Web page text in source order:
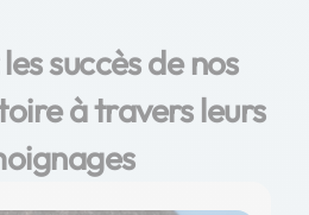
succès de nos
à travers leurs